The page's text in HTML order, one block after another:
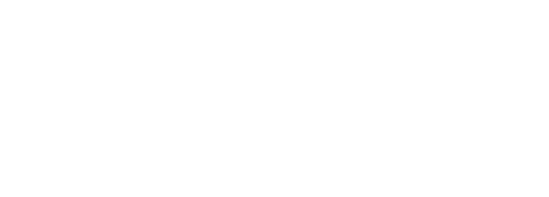
spumei puternic teșite pentru tapițerie, oferă efect tridimensional foarte
reprezintă soluție excelentă izolatoare și fonică a încăperii dvs.
un rol estetic, cât și unul funcțional, oferind o tranziție armonioasă între
dure. După montare, acestea sunt acoperite cu un strat protector ce le
atât stilurilor moderne, cât și celor clasice.
și deschiderile de pe pereți sau tavane. De obicei, sunt realizate din
diferitelor stiluri de decorare. Rozetele se folosesc cel mai adesea pentru a